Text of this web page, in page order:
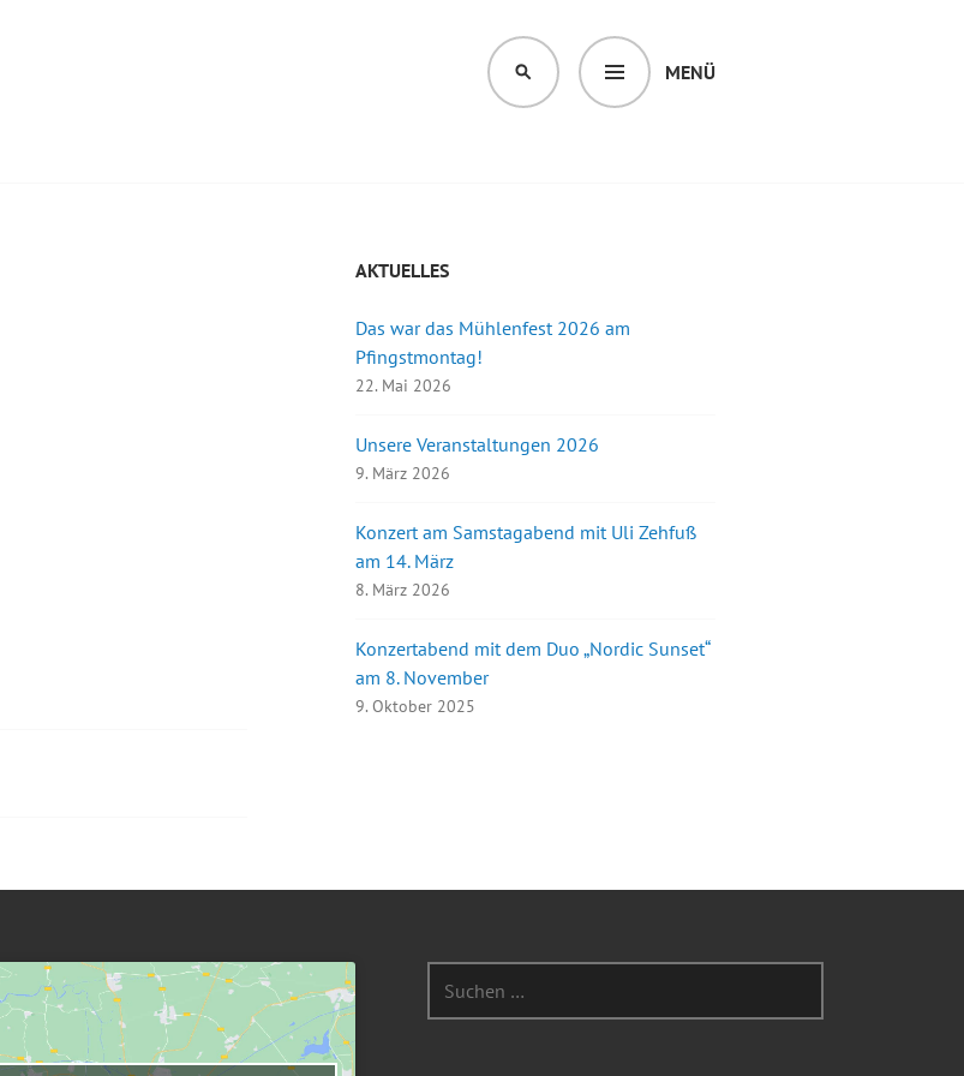
MENÜ
SUCHEN
AKTUELLES
Das war das Mühlenfest 2026 am
Pfingstmontag!
22. Mai 2026
Unsere Veranstaltungen 2026
9. März 2026
Konzert am Samstagabend mit Uli Zehfuß
am 14. März
8. März 2026
Konzertabend mit dem Duo „Nordic Sunset“
am 8. November
9. Oktober 2025
nach: